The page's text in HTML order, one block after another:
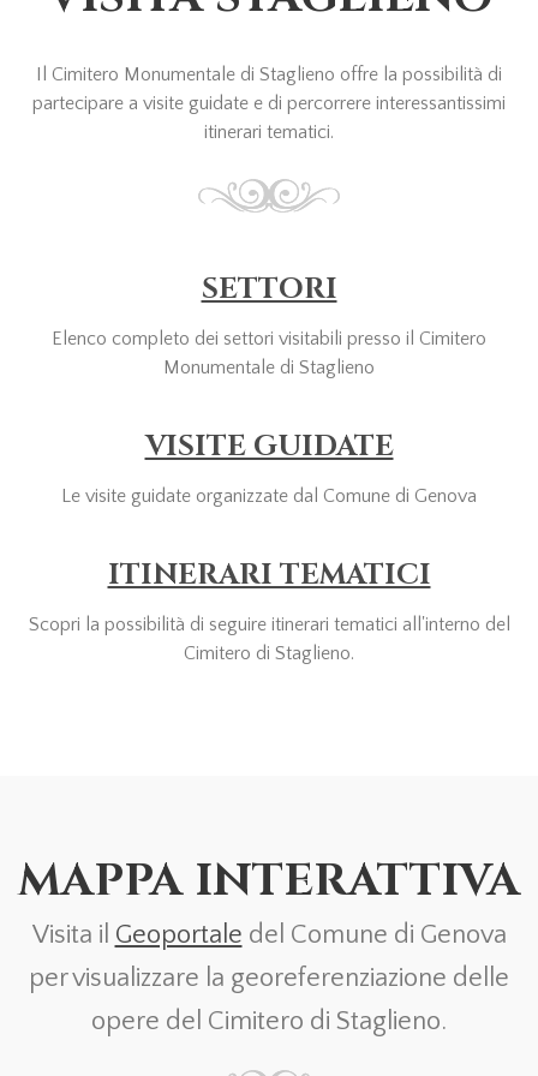
Il Cimitero Monumentale di Staglieno offre la possibilità di
partecipare a visite guidate e di percorrere interessantissimi
itinerari tematici.
SETTORI
Elenco completo dei settori visitabili presso il Cimitero
Monumentale di Staglieno
VISITE GUIDATE
Le visite guidate organizzate dal Comune di Genova
ITINERARI TEMATICI
Scopri la possibilità di seguire itinerari tematici all'interno del
Cimitero di Staglieno.
MAPPA INTERATTIVA
Visita il Geoportale del Comune di Genova
per visualizzare la georeferenziazione delle
opere del Cimitero di Staglieno.